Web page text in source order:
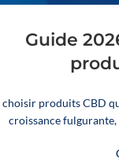
Guide
choisir produits CBD
croissance